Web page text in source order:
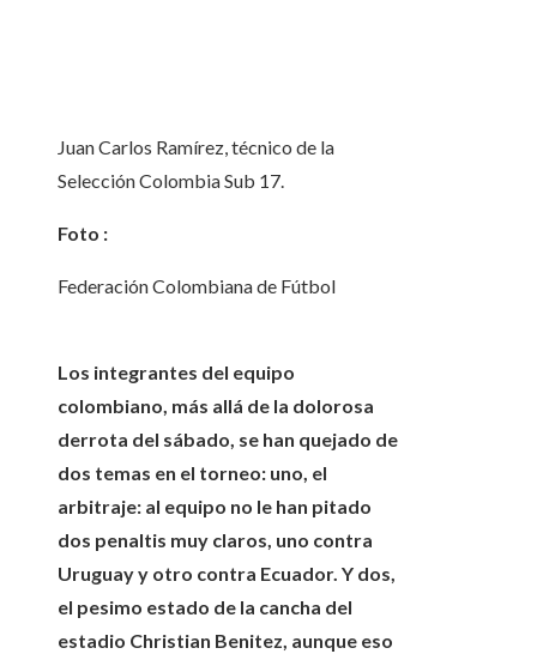
Juan Carlos Ramírez, técnico de la
Selección Colombia Sub 17.
Foto :
Federación Colombiana de Fútbol
Los integrantes del equipo
colombiano, más allá de la dolorosa
derrota del sábado, se han quejado de
dos temas en el torneo: uno, el
arbitraje: al equipo no le han pitado
dos penaltis muy claros, uno contra
Uruguay y otro contra Ecuador. Y dos,
el pesimo estado de la cancha del
estadio Christian Benitez, aunque eso